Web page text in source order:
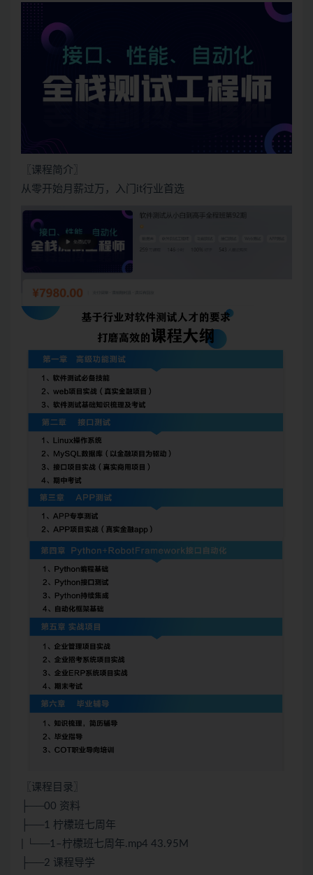
〖课程简介〗
从零开始月薪过万，入门it行业首选
〖课程目录〗
├──00 资料
├──1 柠檬班七周年
| └──1–柠檬班七周年.mp4 43.95M
├──2 课程导学